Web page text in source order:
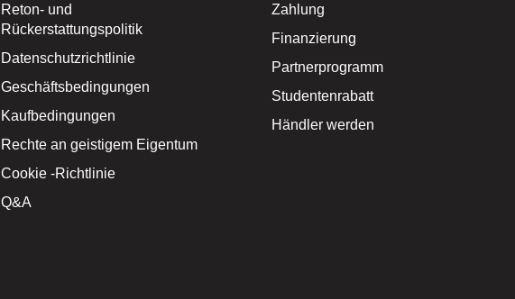
Reton- und
Rückerstattungspolitik
Datenschutzrichtlinie
Geschäftsbedingungen
Kaufbedingungen
Rechte an geistigem Eigentum
Cookie -Richtlinie
Q&A
Zahlung
Finanzierung
Partnerprogramm
Studentenrabatt
Händler werden